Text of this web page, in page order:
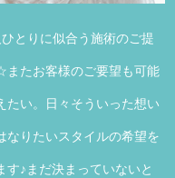
とりに似合う施術のご提
たお客様のご要望も可能
たい。日々そういった想い
なりたいスタイルの希望を
♪まだ決まっていないと